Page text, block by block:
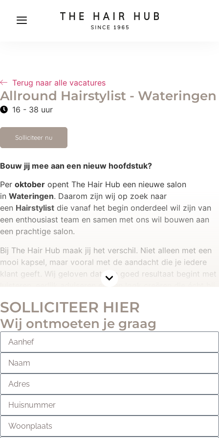
Terug naar alle vacatures
Allround Hairstylist - Wateringen
16 - 38 uur
Solliciteer nu
Bouw jij mee aan een nieuw hoofdstuk?
Per oktober opent The Hair Hub een nieuwe salon
in Wateringen. Daarom zijn wij op zoek naar
een Hairstylist die vanaf het begin onderdeel wil zijn van
een enthousiast team en samen met ons wil bouwen aan
een prachtige salon.
Bij The Hair Hub maak jij het verschil. Niet alleen met een
mooi kapsel, maar vooral met de aandacht die je iedere
klant geeft. Wij geloven dat een goed resultaat begint met
luisteren, eerlijk adviseren en een look creëren die écht bij
Wat we belangrijk vinden
Je hebt passie voor het kappersvak.
Je vindt persoonlijk contact vanzelfsprekend.
Je wilt jezelf blijven ontwikkelen.
Wat je van ons mag verwachten
salon.
Een professioneel en betrokken team.
SOLLICITEER HIER
Wij ontmoeten je graag